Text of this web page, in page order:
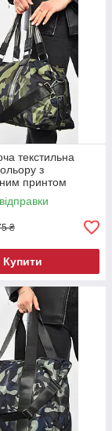
текстильна
з
принтом
₴
Купити